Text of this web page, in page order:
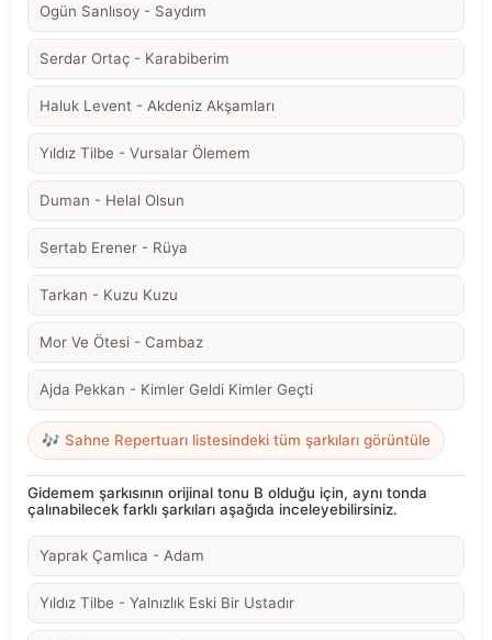
Ogün Sanlısoy - Saydım
Serdar Ortaç - Karabiberim
Haluk Levent - Akdeniz Akşamları
Yıldız Tilbe - Vursalar Ölemem
Duman - Helal Olsun
Sertab Erener - Rüya
Tarkan - Kuzu Kuzu
Mor Ve Ötesi - Cambaz
Ajda Pekkan - Kimler Geldi Kimler Geçti
🎶 Sahne Repertuarı listesindeki tüm şarkıları görüntüle
Gidemem şarkısının orijinal tonu B olduğu için, aynı tonda
çalınabilecek farklı şarkıları aşağıda inceleyebilirsiniz.
Yaprak Çamlıca - Adam
Yıldız Tilbe - Yalnızlık Eski Bir Ustadır